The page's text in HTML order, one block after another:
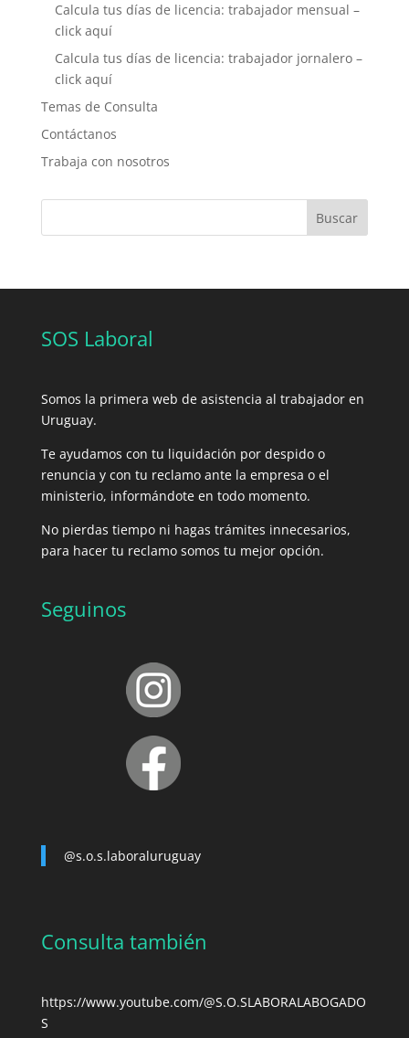
Calcula tus días de licencia: trabajador mensual –
click aquí
Calcula tus días de licencia: trabajador jornalero –
click aquí
Temas de Consulta
Contáctanos
Trabaja con nosotros
Buscar
SOS Laboral
Somos la primera web de asistencia al trabajador en
Uruguay.
Te ayudamos con tu liquidación por despido o
renuncia y con tu reclamo ante la empresa o el
ministerio, informándote en todo momento.
No pierdas tiempo ni hagas trámites innecesarios,
para hacer tu reclamo somos tu mejor opción.
Seguinos
@s.o.s.laboraluruguay
Consulta también
https://www.youtube.com/@S.O.SLABORALABOGADO
S